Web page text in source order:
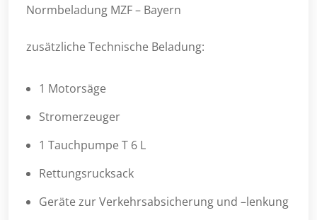
Normbeladung MZF – Bayern
zusätzliche Technische Beladung:
1 Motorsäge
Stromerzeuger
1 Tauchpumpe T 6 L
Rettungsrucksack
Geräte zur Verkehrsabsicherung und –lenkung